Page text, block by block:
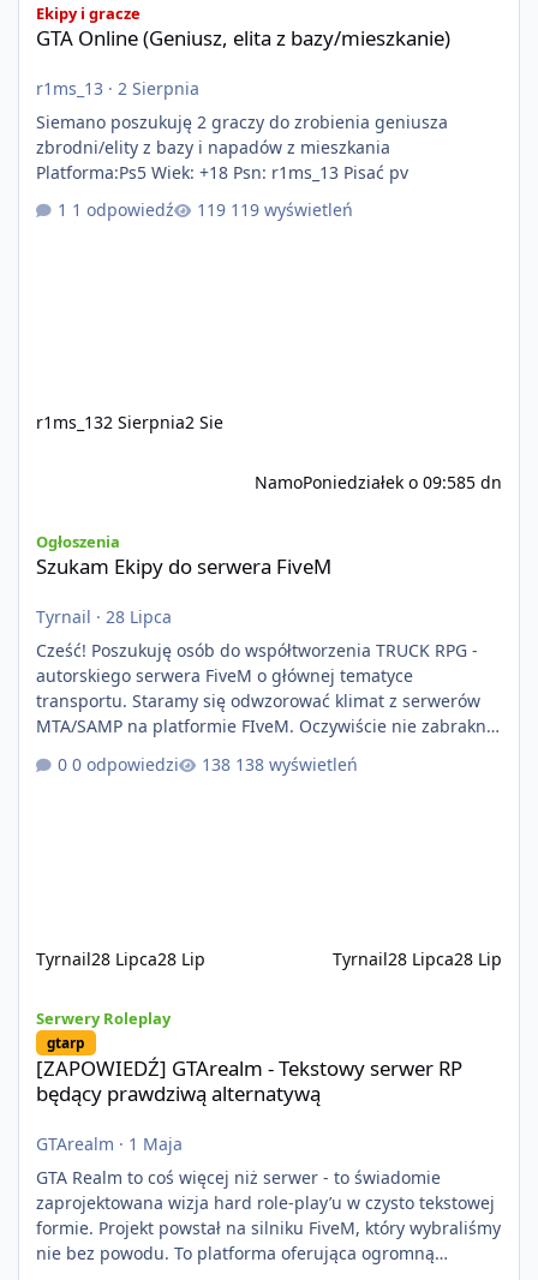
Ekipy i gracze
GTA Online (Geniusz, elita z bazy/mieszkanie)
r1ms_13 · 2 Sierpnia
Siemano poszukuję 2 graczy do zrobienia geniusza
zbrodni/elity z bazy i napadów z mieszkania
Platforma:Ps5 Wiek: +18 Psn: r1ms_13 Pisać pv
1 odpowiedź
119 wyświetleń
r1ms_132 Sierpnia2 Sie
NamoPoniedziałek o 09:585 dn
Ogłoszenia
Szukam Ekipy do serwera FiveM
Tyrnail · 28 Lipca
Cześć! Poszukuję osób do współtworzenia TRUCK RPG -
autorskiego serwera FiveM o głównej tematyce
transportu. Staramy się odwzorować klimat z serwerów
MTA/SAMP na platformie FIveM. Oczywiście nie zabraknie
kontentu dla graczy którzy chcą robić coś innego niż
jeździć ciężarówką. Projekt tworzony jest od podstaw z
0 odpowiedzi 138 wyświetleń
Tyrnail28 Lipca28 Lip Tyrnail28 Lipca28 Lip
Serwery Roleplay
gtarp
[ZAPOWIEDŹ] GTArealm - Tekstowy serwer RP
będący prawdziwą alternatywą
GTArealm · 1 Maja
GTA Realm to coś więcej niż serwer - to świadomie
zaprojektowana wizja hard role-play’u w czysto tekstowej
formie. Projekt powstał na silniku FiveM, który wybraliśmy
nie bez powodu. To platforma oferująca ogromną